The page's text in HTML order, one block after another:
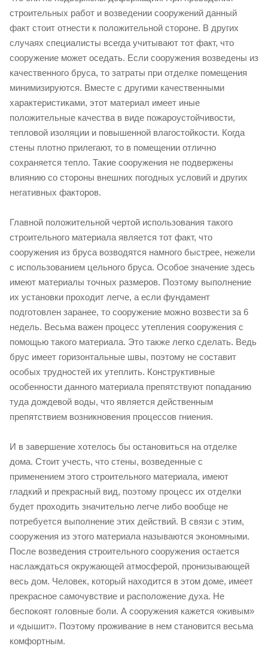
строительных работ и возведении сооружений данный
факт стоит отнести к положительной стороне. В других
случаях специалисты всегда учитывают тот факт, что
сооружение может оседать. Если сооружения возведены из
качественного бруса, то затраты при отделке помещения
минимизируются. Вместе с другими качественными
характеристиками, этот материал имеет иные
положительные качества в виде пожароустойчивости,
тепловой изоляции и повышенной влагостойкости. Когда
стены плотно прилегают, то в помещении отлично
сохраняется тепло. Такие сооружения не подвержены
влиянию со стороны внешних погодных условий и других
негативных факторов.
Главной положительной чертой использования такого
строительного материала является тот факт, что
сооружения из бруса возводятся намного быстрее, нежели
с использованием цельного бруса. Особое значение здесь
имеют материалы точных размеров. Поэтому выполнение
их установки проходит легче, а если фундамент
подготовлен заранее, то сооружение можно возвести за 6
недель. Весьма важен процесс утепления сооружения с
помощью такого материала. Это также легко сделать. Ведь
брус имеет горизонтальные швы, поэтому не составит
особых трудностей их утеплить. Конструктивные
особенности данного материала препятствуют попаданию
туда дождевой воды, что является действенным
препятствием возникновения процессов гниения.
И в завершение хотелось бы остановиться на отделке
дома. Стоит учесть, что стены, возведенные с
применением этого строительного материала, имеют
гладкий и прекрасный вид, поэтому процесс их отделки
будет проходить значительно легче либо вообще не
потребуется выполнение этих действий. В связи с этим,
сооружения из этого материала называются экономными.
После возведения строительного сооружения остается
наслаждаться окружающей атмосферой, пронизывающей
весь дом. Человек, который находится в этом доме, имеет
прекрасное самочувствие и расположение духа. Не
беспокоят головные боли. А сооружения кажется «живым»
и «дышит». Поэтому проживание в нем становится весьма
комфортным.